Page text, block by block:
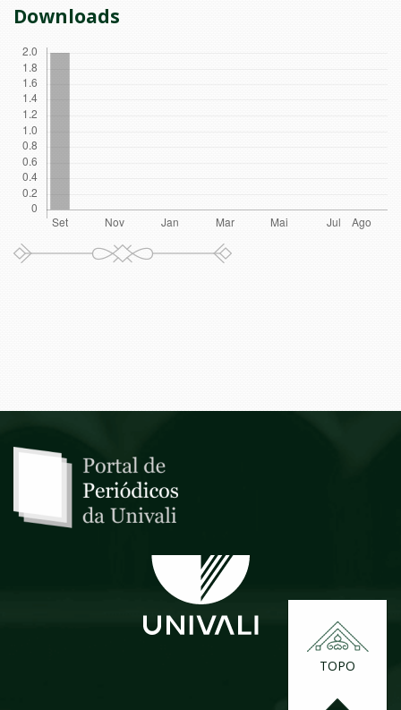
Downloads
TOPO